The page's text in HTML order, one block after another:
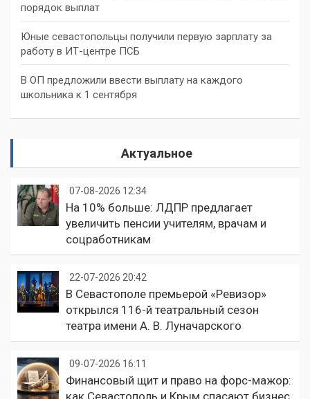
порядок выплат
Юные севастопольцы получили первую зарплату за
работу в ИТ-центре ПСБ
В ОП предложили ввести выплату на каждого
школьника к 1 сентября
Актуальное
07-08-2026 12:34
На 10% больше: ЛДПР предлагает
увеличить пенсии учителям, врачам и
соцработникам
22-07-2026 20:42
В Севастополе премьерой «Ревизор»
открылся 116-й театральный сезон
театра имени А. В. Луначарского
09-07-2026 16:11
Финансовый щит и право на форс-мажор:
как Севастополь и Крым спасают бизнес